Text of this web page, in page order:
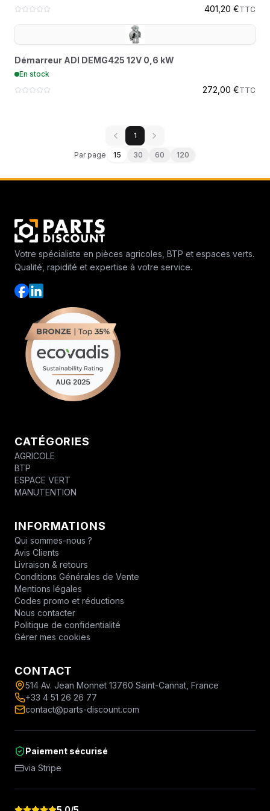
401,20 €TTC
Démarreur ADI DEMG425 12V 0,6 kW
En stock
272,00 €TTC
1
Par page 15 30 60 120
Votre spécialiste en pièces agricoles, BTP et espaces verts.
Qualité, rapidité et expertise à votre service.
CATÉGORIES
AGRICOLE
BTP
ESPACE VERT
MANUTENTION
INFORMATIONS
Qui sommes-nous ?
Avis Clients
Livraison & retours
Conditions Générales de Vente
Mentions légales
Codes promo et réductions
Nous contacter
Politique de confidentialité
Gérer mes cookies
CONTACT
514 Av. Jean Monnet 13760 Saint-Cannat, France
+33 4 51 26 26 77
contact@parts-discount.com
Paiement sécurisé
via Stripe